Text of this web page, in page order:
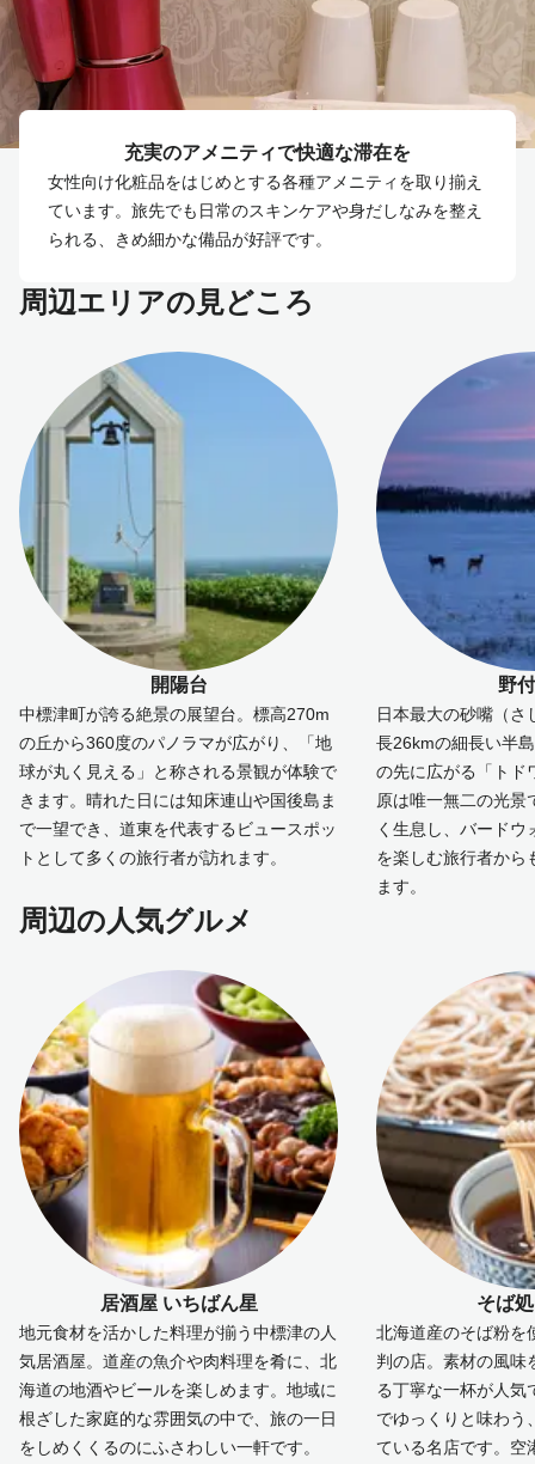
充実のアメニティで快適な滞在を
女性向け化粧品をはじめとする各種アメニティを取り揃え
ています。旅先でも日常のスキンケアや身だしなみを整え
られる、きめ細かな備品が好評です。
周辺エリアの見どころ
開陽台
中標津町が誇る絶景の展望台。標高270m
の丘から360度のパノラマが広がり、「地
球が丸く見える」と称される景観が体験で
きます。晴れた日には知床連山や国後島ま
で一望でき、道東を代表するビュースポッ
トとして多くの旅行者が訪れます。
野
日本最大の砂嘴（さ
長26kmの細長い半
の先に広がる「トド
原は唯一無二の光景
く生息し、バードウ
を楽しむ旅行者から
ます。
周辺の人気グルメ
居酒屋 いちばん星
地元食材を活かした料理が揃う中標津の人
気居酒屋。道産の魚介や肉料理を肴に、北
海道の地酒やビールを楽しめます。地域に
根ざした家庭的な雰囲気の中で、旅の一日
をしめくくるのにふさわしい一軒です。
そば
北海道産のそば粉を
判の店。素材の風味
る丁寧な一杯が人気
でゆっくりと味わう
ている名店です。空